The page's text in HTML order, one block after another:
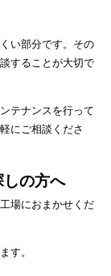
い部分です。その
することが大切で
テナンスを行って
にご相談くださ
の方へ
場におまかせくだ
す。